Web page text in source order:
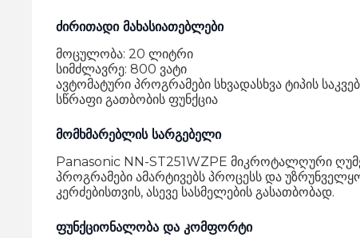
ძირითადი მახასიათებლები
მოცულობა: 20 ლიტრი
სიმძლავრე: 800 ვატი
ავტომატური პროგრამები სხვადასხვა ტიპის
სწრაფი გათბობის ფუნქცია
მომხმარებლის სარგებელი
Panasonic NN-ST251WZPE მიკროტალღური
პროგრამები ამარტივებს პროცესს და
კერძებისთვის, ასევე სასმელების გასათბობად.
ფუნქციონალობა და კომფორტი